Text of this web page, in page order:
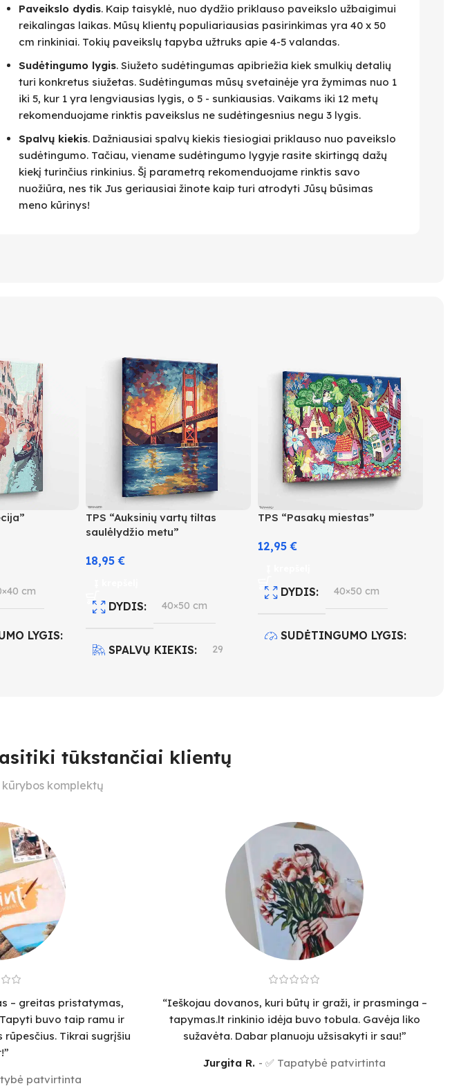
Paveikslo dydis. Kaip taisyklė, nuo dydžio priklauso paveikslo užbaigimui
reikalingas laikas. Mūsų klientų populiariausias pasirinkimas yra 40 x 50
cm rinkiniai. Tokių paveikslų tapyba užtruks apie 4-5 valandas.
Sudėtingumo lygis. Siužeto sudėtingumas apibriežia kiek smulkių detalių
turi konkretus siužetas. Sudėtingumas mūsų svetainėje yra žymimas nuo 1
iki 5, kur 1 yra lengviausias lygis, o 5 - sunkiausias. Vaikams iki 12 metų
rekomenduojame rinktis paveikslus ne sudėtingesnius negu 3 lygis.
Spalvų kiekis. Dažniausiai spalvų kiekis tiesiogiai priklauso nuo paveikslo
sudėtingumo. Tačiau, viename sudėtingumo lygyje rasite skirtingą dažų
kiekį turinčius rinkinius. Šį parametrą rekomenduojame rinktis savo
nuožiūra, nes tik Jus geriausiai žinote kaip turi atrodyti Jūsų būsimas
meno kūrinys!
cm
LYGIS
TPS “Auksinių vartų tiltas
saulėlydžio metu”
18,95€
DYDIS 40×50 cm
SPALVŲ KIEKIS 29
TPS “Pasakų miestas”
12,95€
DYDIS 40×50 cm
SUDĖTINGUMO LYGIS
tūkstančiai klientų
komplektų
– greitas pristatymas,
buvo taip ramu ir
Tikrai sugrįšiu
patvirtinta
“Ieškojau dovanos, kuri būtų ir graži, ir prasminga –
tapymas.lt rinkinio idėja buvo tobula. Gavėja liko
sužavėta. Dabar planuoju užsisakyti ir sau!”
Jurgita R. ✅ Tapatybė patvirtinta